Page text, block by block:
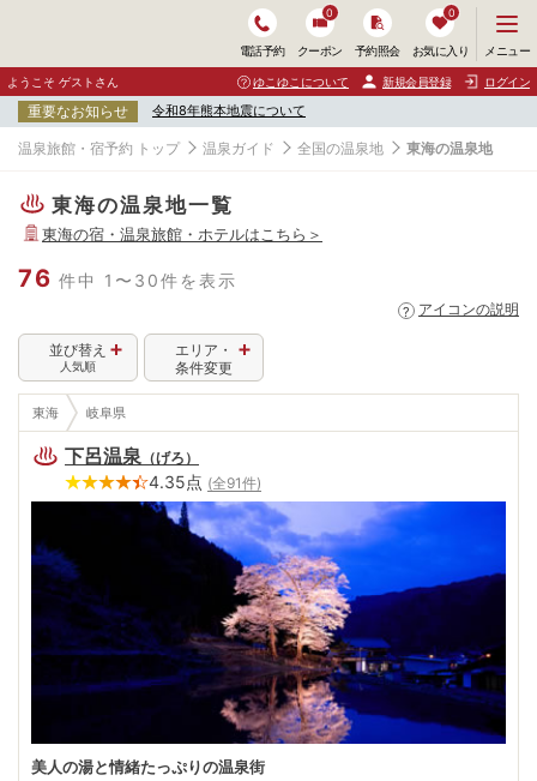
電話予約 クーポン
0
予約照会 お気に入り
0
ニ
ュ
ー
開
メニュー
ようこそ ゲストさん ゆこゆこについて 新規会員登録 ログイン
重要なお知らせ 令和8年熊本地震について
温泉旅館・宿予約 トップ 温泉ガイド 全国の温泉地 東海の温泉地
東海の温泉地一覧
東海の宿・温泉旅館・ホテルはこちら＞
76 件中 1〜30件を表示
アイコンの説明
エリア・
条件変更
並び替え
人気順
東海 岐阜県
下呂温泉 （げろ ）
4.35点 (全91件)
美人の湯と情緒たっぷりの温泉街